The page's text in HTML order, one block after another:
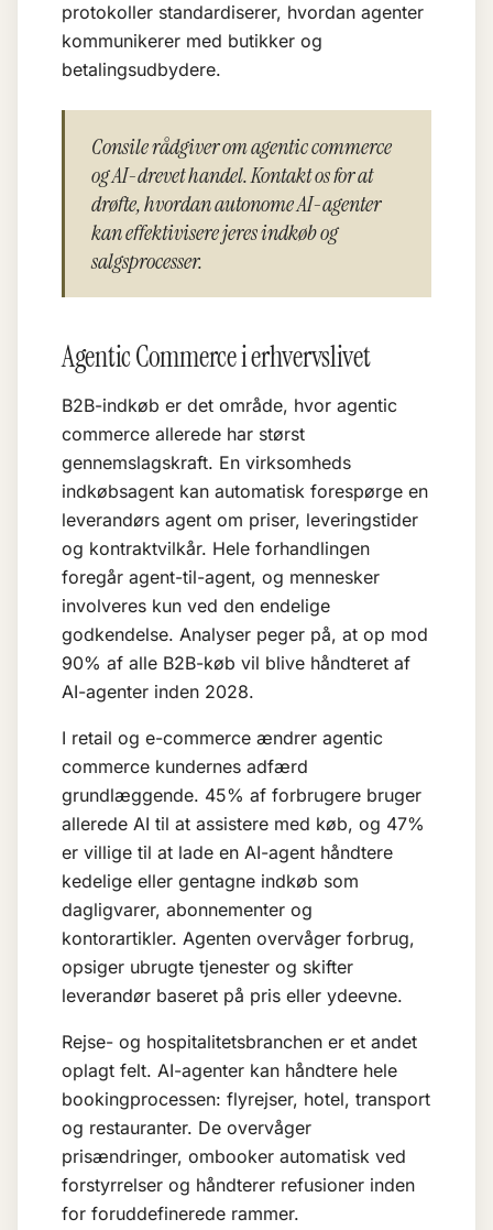
protokoller standardiserer, hvordan agenter
kommunikerer med butikker og
betalingsudbydere.
Consile rådgiver om agentic commerce
og AI-drevet handel. Kontakt os for at
drøfte, hvordan autonome AI-agenter
kan effektivisere jeres indkøb og
salgsprocesser.
Agentic Commerce i erhvervslivet
B2B-indkøb er det område, hvor agentic
commerce allerede har størst
gennemslagskraft. En virksomheds
indkøbsagent kan automatisk forespørge en
leverandørs agent om priser, leveringstider
og kontraktvilkår. Hele forhandlingen
foregår agent-til-agent, og mennesker
involveres kun ved den endelige
godkendelse. Analyser peger på, at op mod
90% af alle B2B-køb vil blive håndteret af
AI-agenter inden 2028.
I retail og e-commerce ændrer agentic
commerce kundernes adfærd
grundlæggende. 45% af forbrugere bruger
allerede AI til at assistere med køb, og 47%
er villige til at lade en AI-agent håndtere
kedelige eller gentagne indkøb som
dagligvarer, abonnementer og
kontorartikler. Agenten overvåger forbrug,
opsiger ubrugte tjenester og skifter
leverandør baseret på pris eller ydeevne.
Rejse- og hospitalitetsbranchen er et andet
oplagt felt. AI-agenter kan håndtere hele
bookingprocessen: flyrejser, hotel, transport
og restauranter. De overvåger
prisændringer, ombooker automatisk ved
forstyrrelser og håndterer refusioner inden
for foruddefinerede rammer.